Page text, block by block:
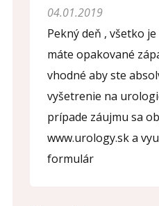
04.01.2019
Pekný deň , všetko
máte opakované
vhodné aby ste
vyšetrenie na
prípade záujmu sa
www.urology.sk a
formulár